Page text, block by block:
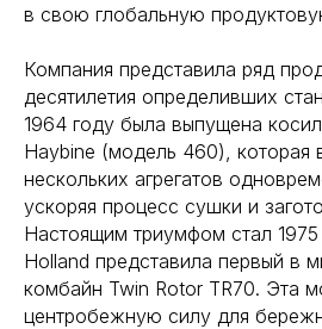
в свою глобальную
Компания представила ряд
десятилетия определивших
1964 году была выпущена
Haybine (модель 460), которая
нескольких агрегатов
ускоряя процесс сушки и
Настоящим триумфом стал
Holland представила первый в
комбайн Twin Rotor TR70. Эта
центробежную силу для